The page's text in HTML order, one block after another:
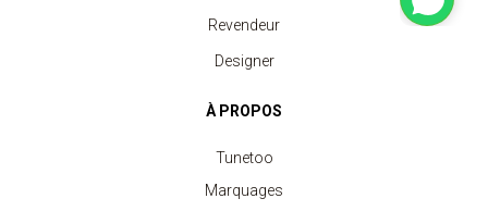
Revendeur
Designer
À PROPOS
Tunetoo
Marquages